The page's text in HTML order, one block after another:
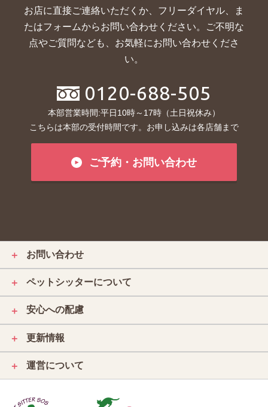
お店に直接ご連絡いただくか、 フリーダイヤル、ま
たはフォームからお問い合わせください。ご不明な
点やご質問なども、お気軽にお問い合わせくださ
い。
0120-688-505
本部営業時間:平日10時～17時（土日祝休み）
こちらは本部の受付時間です。お申し込みは各店舗まで
ご予約・お問い合わせ
＋ お問い合わせ
＋ ペットシッターについて
＋ 安心への配慮
＋ 更新情報
＋ 運営について